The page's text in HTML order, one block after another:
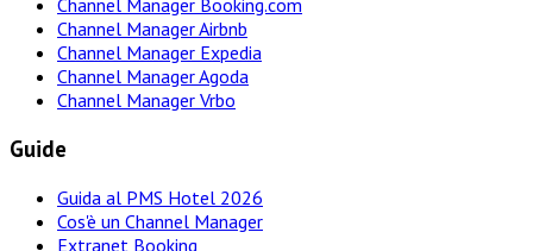
Channel Manager Booking.com
Channel Manager Airbnb
Channel Manager Expedia
Channel Manager Agoda
Channel Manager Vrbo
Guide
Guida al PMS Hotel 2026
Cos'è un Channel Manager
Extranet Booking